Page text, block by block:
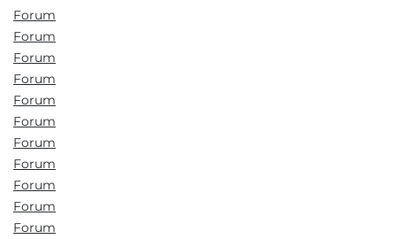
Forum
Forum
Forum
Forum
Forum
Forum
Forum
Forum
Forum
Forum
Forum